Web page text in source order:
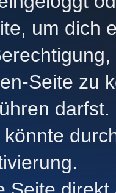
um dich
Seite zu
darfst.
könnte